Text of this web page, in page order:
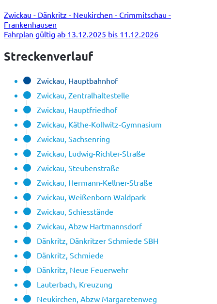
Zwickau - Dänkritz - Neukirchen - Crimmitschau -
Frankenhausen
Fahrplan gültig ab 13.12.2025 bis 11.12.2026
Streckenverlauf
Zwickau, Hauptbahnhof
Zwickau, Zentralhaltestelle
Zwickau, Hauptfriedhof
Zwickau, Käthe-Kollwitz-Gymnasium
Zwickau, Sachsenring
Zwickau, Ludwig-Richter-Straße
Zwickau, Steubenstraße
Zwickau, Hermann-Kellner-Straße
Zwickau, Weißenborn Waldpark
Zwickau, Schiesstände
Zwickau, Abzw Hartmannsdorf
Dänkritz, Dänkritzer Schmiede SBH
Dänkritz, Schmiede
Dänkritz, Neue Feuerwehr
Lauterbach, Kreuzung
Neukirchen, Abzw Margaretenweg